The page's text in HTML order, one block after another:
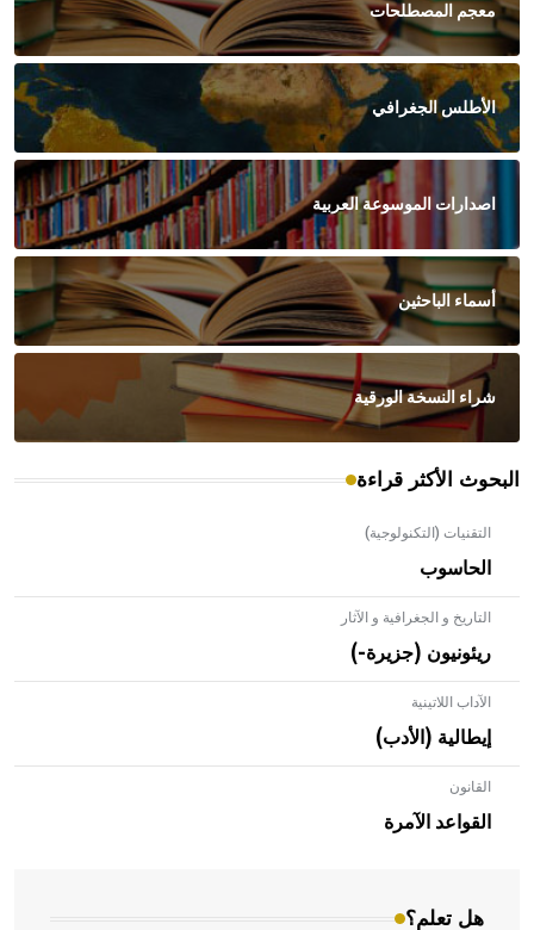
معجم المصطلحات
الأطلس الجغرافي
اصدارات الموسوعة العربية
أسماء الباحثين
شراء النسخة الورقية
البحوث الأكثر قراءة
التقنيات (التكنولوجية)
الحاسوب
التاريخ و الجغرافية و الآثار
ريئونيون (جزيرة-)
الآداب اللاتينية
إيطالية (الأدب)
القانون
القواعد الآمرة
هل تعلم؟
- هل تعلم أن الأبلق نوع من الفنون الهندسية التي ارتبطت
بالعمارة الإسلامية في بلاد الشام ومصر خاصة، حيث يحرص
المعمار على بناء مداميكه وخاصة في الواجهات